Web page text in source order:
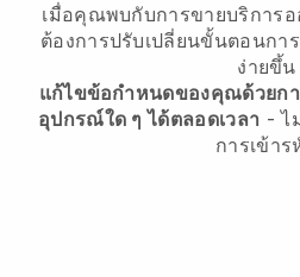
เมื่อคุณพบกับการขายบริการ
ต้องการปรับเปลี่ยนขั้นตอนกา
ง่ายขึ้น
แก้ไขข้อกำหนดของคุณด้วยกา
อุปกรณ์ใด ๆ ได้ตลอดเวลา - ไ
การเข้าร